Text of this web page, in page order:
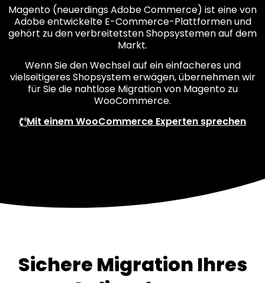
Magento (neuerdings Adobe Commerce) ist eine von
Adobe entwickelte E-Commerce-Plattformen und
gehört zu den verbreitetsten Shopsystemen auf dem
Markt.
Wenn Sie den Wechsel auf ein einfacheres und
vielseitigeres Shopsystem erwägen, übernehmen wir
für Sie die nahtlose Migration von Magento zu
WooCommerce.
Mit einem WooCommerce Experten sprechen
Sichere Migration Ihres